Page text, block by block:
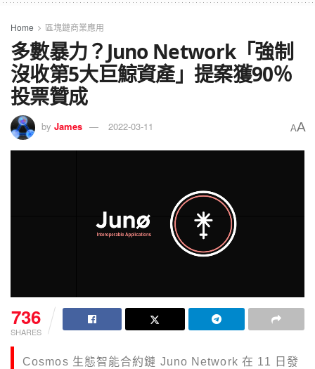
Home 區塊鏈商業應用
多數暴力？Juno Network「強制
沒收第5大巨鯨資產」提案獲90％
投票贊成
by James 2022-03-11 AA
736
SHARES
Cosmos 生態智能合約鏈 Juno Network 在 11 日發